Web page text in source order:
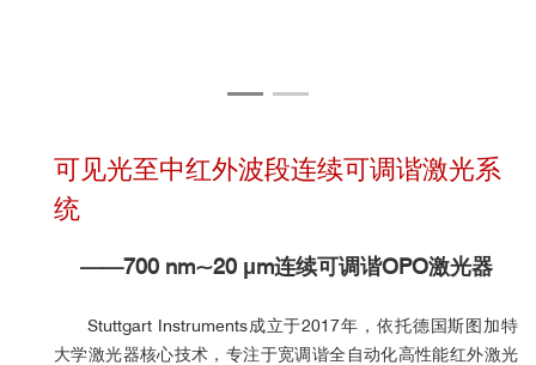
可见光至中红外波段连续可调谐激光系
统
——700 nm~20 μm连续可调谐OPO激光器
Stuttgart Instruments成立于2017年，依托德国斯图加特
大学激光器核心技术，专注于宽调谐全自动化高性能红外激光